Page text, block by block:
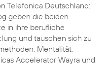
Telefonica Deutschland:
geben die beiden
in ihre berufliche
und tauschen sich zu
Mentalität,
Accelerator Wayra und